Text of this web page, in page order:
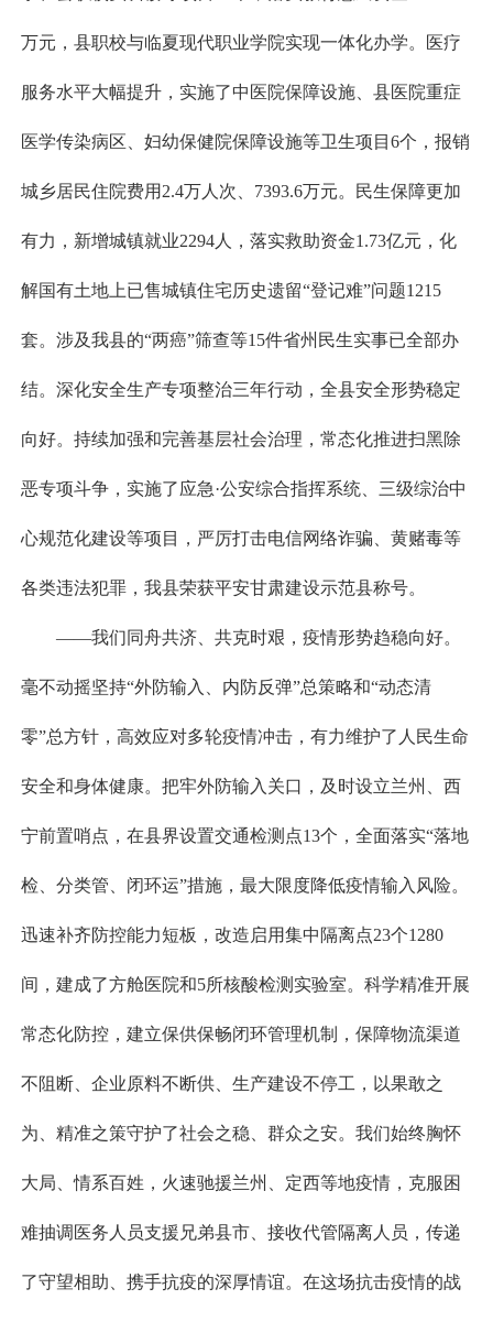
万元，县职校与临夏现代职业学院实现一体化办学。医疗
服务水平大幅提升，实施了中医院保障设施、县医院重症
医学传染病区、妇幼保健院保障设施等卫生项目6个，报销
城乡居民住院费用2.4万人次、7393.6万元。民生保障更加
有力，新增城镇就业2294人，落实救助资金1.73亿元，化
解国有土地上已售城镇住宅历史遗留“登记难”问题1215
套。涉及我县的“两癌”筛查等15件省州民生实事已全部办
结。深化安全生产专项整治三年行动，全县安全形势稳定
向好。持续加强和完善基层社会治理，常态化推进扫黑除
恶专项斗争，实施了应急·公安综合指挥系统、三级综治中
心规范化建设等项目，严厉打击电信网络诈骗、黄赌毒等
各类违法犯罪，我县荣获平安甘肃建设示范县称号。
——我们同舟共济、共克时艰，疫情形势趋稳向好。
毫不动摇坚持“外防输入、内防反弹”总策略和“动态清
零”总方针，高效应对多轮疫情冲击，有力维护了人民生命
安全和身体健康。把牢外防输入关口，及时设立兰州、西
宁前置哨点，在县界设置交通检测点13个，全面落实“落地
检、分类管、闭环运”措施，最大限度降低疫情输入风险。
迅速补齐防控能力短板，改造启用集中隔离点23个1280
间，建成了方舱医院和5所核酸检测实验室。科学精准开展
常态化防控，建立保供保畅闭环管理机制，保障物流渠道
不阻断、企业原料不断供、生产建设不停工，以果敢之
为、精准之策守护了社会之稳、群众之安。我们始终胸怀
大局、情系百姓，火速驰援兰州、定西等地疫情，克服困
难抽调医务人员支援兄弟县市、接收代管隔离人员，传递
了守望相助、携手抗疫的深厚情谊。在这场抗击疫情的战